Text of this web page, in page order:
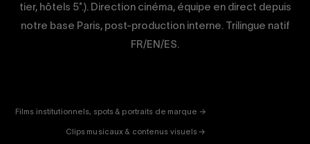
tier, hôtels 5*.). Direction cinéma, équipe en direct depuis
notre base Paris, post-production interne. Trilingue natif
FR/EN/ES.
Films institutionnels, spots & portraits de marque →
Clips musicaux & contenus visuels →
FICTION
& DOC